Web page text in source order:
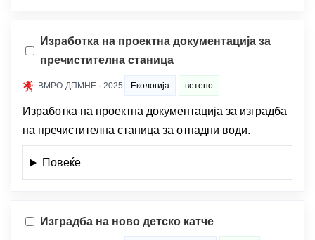
Изработка на проектна документација за
пречистителна станица
ВМРО-ДПМНЕ · 2025 Екологија ветено
Изработка на проектна документација за изградба
на пречистителна станица за отпадни води.
Повеќе
Изградба на ново детско катче